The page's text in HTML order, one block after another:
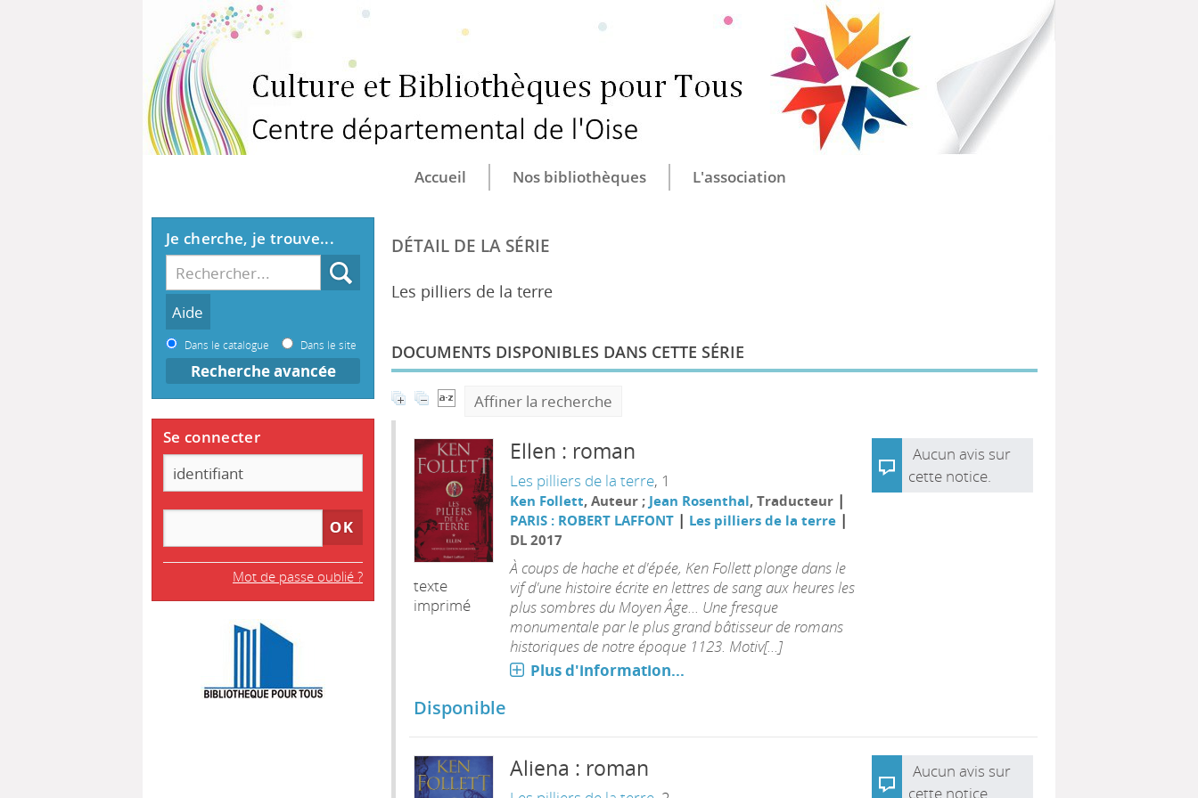
CULTURE ET BIBLIOTHÈQUES POUR TOUS
CENTRE DÉPARTEMENTAL DE L'OISE
Accueil Nos bibliothèques L'association
DÉTAIL DE LA SÉRIE
Les pilliers de la terre
DOCUMENTS DISPONIBLES DANS CETTE SÉRIE
Affiner la recherche
texte
imprimé
Ellen : roman
Les pilliers de la terre, 1
Ken Follett, Auteur ; Jean Rosenthal, Traducteur |
PARIS : ROBERT LAFFONT| Les pilliers de la terre|
DL 2017
À coups de hache et d'épée, Ken Follett plonge dans le
vif d'une histoire écrite en lettres de sang aux heures les
plus sombres du Moyen Âge... Une fresque
monumentale par le plus grand bâtisseur de romans
historiques de notre époque 1123. Motiv[...]
Plus d'information...
Aucun avis sur
cette notice.
Disponible
Aliena : roman
Aucun avis sur
cette notice.
Je cherche, je trouve...
Dans le catalogue Dans le site
Recherche avancée
Se connecter
Mot de passe oublié ?